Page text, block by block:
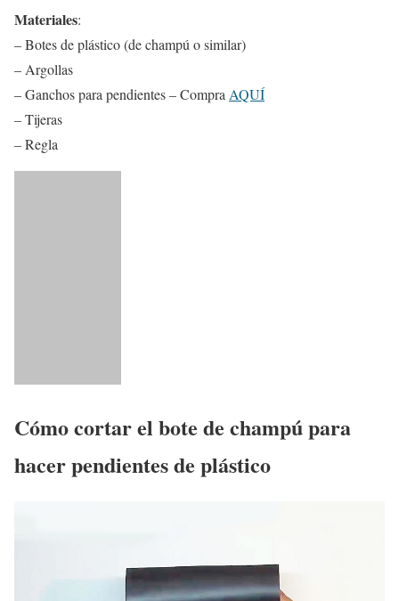
Materiales:
– Botes de plástico (de champú o similar)
– Argollas
– Ganchos para pendientes – Compra AQUÍ
– Tijeras
– Regla
Cómo cortar el bote de champú para
hacer pendientes de plástico